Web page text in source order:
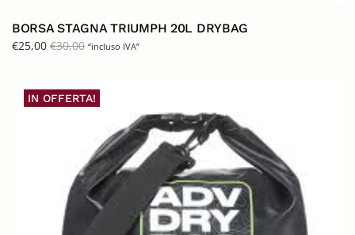
BORSA STAGNA TRIUMPH 20L DRYBAG
€25,00 €30,00 “incluso IVA”
IN OFFERTA!